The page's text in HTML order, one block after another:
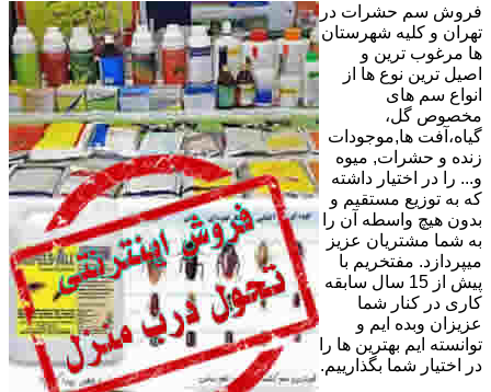
فروش سم حشرات در
تهران و کلیه شهرستان
ها مرغوب ترین و
اصیل ترین نوع ها از
انواع سم های
مخصوص گل،
گیاه،آفت ها,موجودات
زنده و حشرات, میوه
و... را در اختیار داشته
که به توزیع مستقیم و
بدون هیچ واسطه آن را
به شما مشتریان عزیز
میپردازد. مفتخریم با
پیش از 15 سال سابقه
کاری در کنار شما
عزیزان وبده ایم و
توانسته ایم بهترین ها را
در اختیار شما بگذارییم.